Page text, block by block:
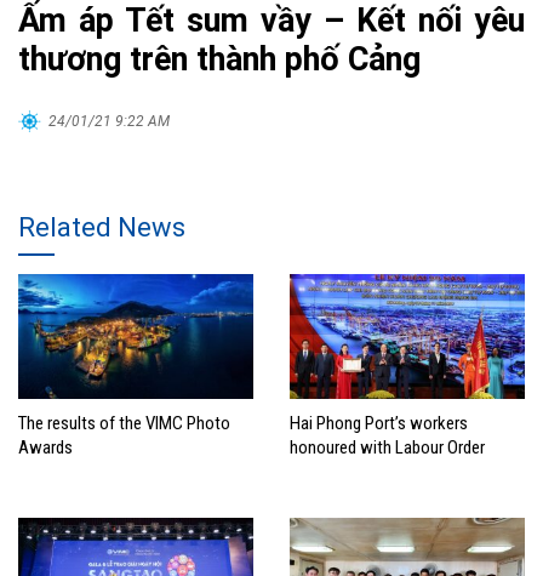
Ấm áp Tết sum vầy – Kết nối yêu
thương trên thành phố Cảng
24/01/21 9:22 AM
Related News
The results of the VIMC Photo
Awards
Hai Phong Port’s workers
honoured with Labour Order